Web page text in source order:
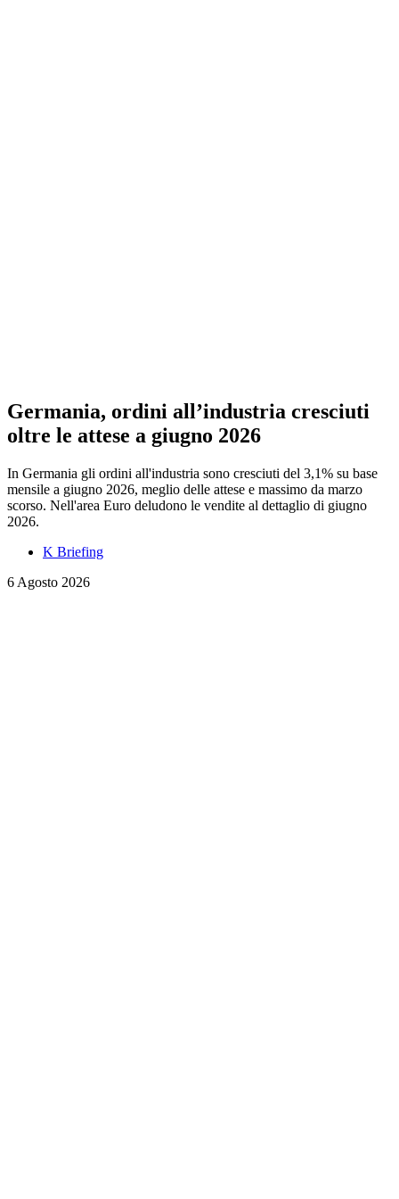
Germania, ordini all’industria cresciuti
oltre le attese a giugno 2026
In Germania gli ordini all'industria sono cresciuti del 3,1% su base
mensile a giugno 2026, meglio delle attese e massimo da marzo
scorso. Nell'area Euro deludono le vendite al dettaglio di giugno
2026.
K Briefing
6 Agosto 2026